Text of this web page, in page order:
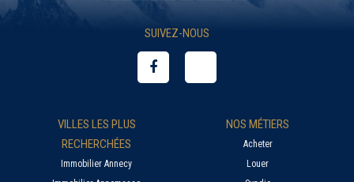
SUIVEZ-NOUS
VILLES LES PLUS
RECHERCHÉES
Immobilier Annecy
NOS MÉTIERS
Acheter
Louer